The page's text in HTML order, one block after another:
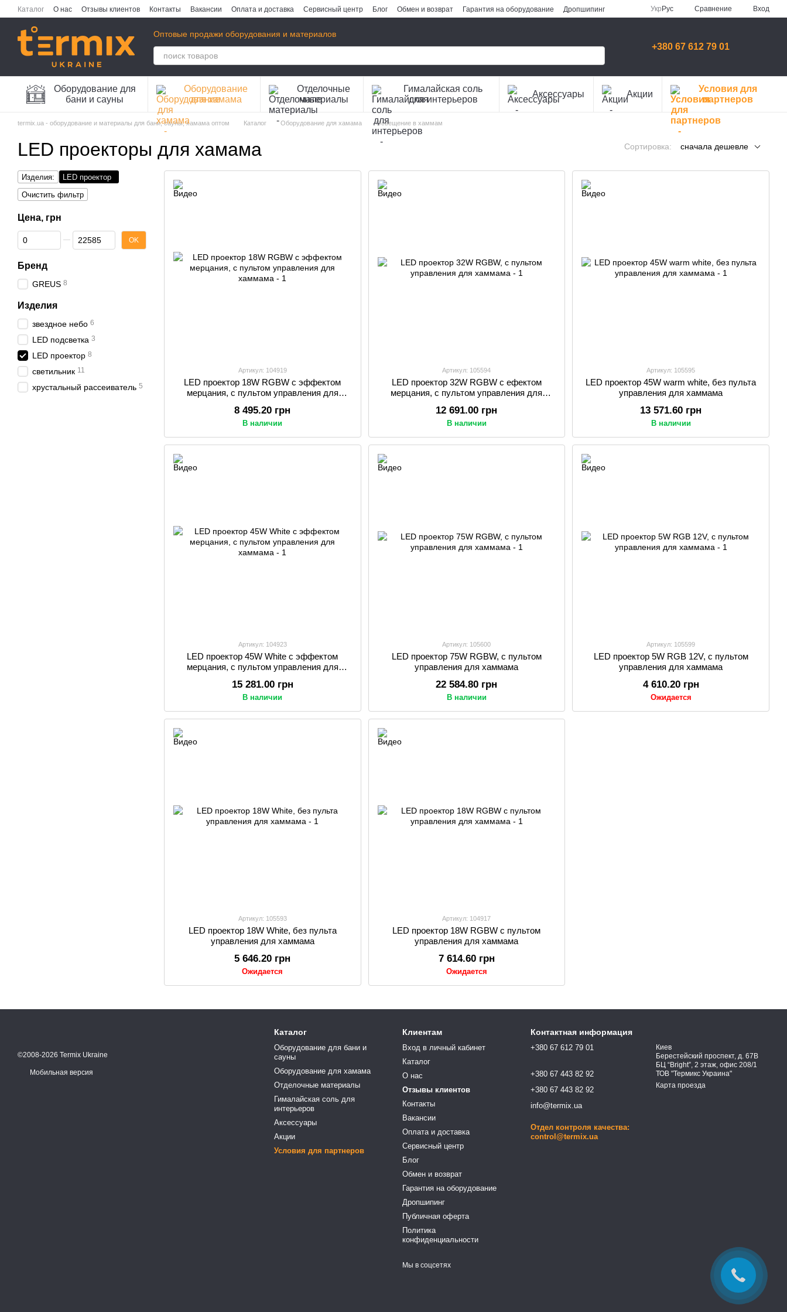
Перейти к основному контенту
Каталог О нас Отзывы клиентов Контакты Вакансии Оплата и доставка Сервисный центр Блог Обмен и возврат Гарантия на оборудование
Дропшипинг
Укр Рус Сравнение Вход
Оптовые продажи оборудования и материалов
+380 67 612 79 01
Оборудование для
бани и сауны
Оборудование
для хамама
Отделочные
материалы
Гималайская соль
для интерьеров
Аксессуары Акции
Условия для
партнеров
termix.ua - оборудование и материалы для бани, сауны, хамама оптом Каталог Оборудование для хамама Освещение в хаммам
LED проекторы для хамама Сортировка: сначала дешевле
Артикул: 104919
LED проектор 18W RGBW c эффектом
мерцания, с пультом управления для
8 495.20 грн
В наличии
Артикул: 105594
LED проектор 32W RGBW с ефектом
мерцания, с пультом управления для
12 691.00 грн
В наличии
Артикул: 105595
LED проектор 45W warm white, без пульта
управления для хаммама
13 571.60 грн
В наличии
Артикул: 104923
LED проектор 45W White c эффектом
мерцания, с пультом управления для
15 281.00 грн
В наличии
Артикул: 105600
LED проектор 75W RGBW, с пультом
управления для хаммама
22 584.80 грн
В наличии
Артикул: 105599
LED проектор 5W RGB 12V, с пультом
управления для хаммама
4 610.20 грн
Ожидается
Артикул: 105593
LED проектор 18W White, без пульта
управления для хаммама
5 646.20 грн
Ожидается
Артикул: 104917
LED проектор 18W RGBW с пультом
управления для хаммама
7 614.60 грн
Ожидается
Изделия:
LED проектор
Очистить фильтр
Цена, грн
От Цена, грн
До Цена, грн OK
Бренд
GREUS 8
Изделия
звездное небо 6
LED подсветка 3
LED проектор 8
светильник 11
хрустальный рассеиватель 5
©2008-2026 Termix Ukraine
Мобильная версия
Каталог
Оборудование для бани и
сауны
Оборудование для хамама
Отделочные материалы
Гималайская соль для
интерьеров
Аксессуары
Акции
Условия для партнеров
Клиентам
Вход в личный кабинет
Каталог
О нас
Отзывы клиентов
Контакты
Вакансии
Оплата и доставка
Сервисный центр
Блог
Обмен и возврат
Гарантия на оборудование
Дропшипинг
Публичная оферта
Политика
конфиденциальности
Мы в соцсетях
Контактная информация
+380 67 612 79 01
+380 67 443 82 92
+380 67 443 82 92
info@termix.ua
Отдел контроля качества:
control@termix.ua
Киев
Берестейский проспект, д. 67В
БЦ “Bright”, 2 этаж, офис 208/1
ТОВ "Термикс Украина"
Карта проезда